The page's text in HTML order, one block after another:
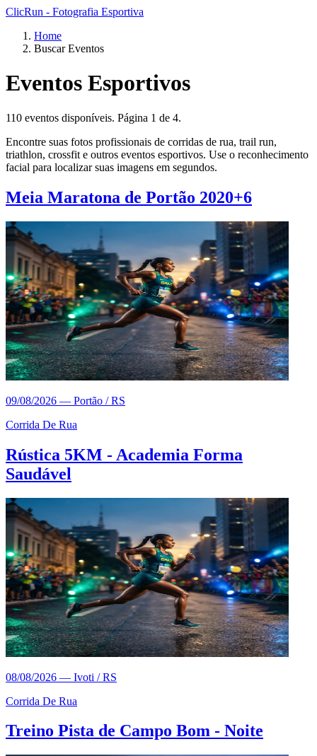
ClicRun - Fotografia Esportiva
Home
Buscar Eventos
Eventos Esportivos
110 eventos disponíveis. Página 1 de 4.
Encontre suas fotos profissionais de corridas de rua, trail run,
triathlon, crossfit e outros eventos esportivos. Use o reconhecimento
facial para localizar suas imagens em segundos.
Meia Maratona de Portão 2020+6
09/08/2026 — Portão / RS
Corrida De Rua
Rústica 5KM - Academia Forma
Saudável
08/08/2026 — Ivoti / RS
Corrida De Rua
Treino Pista de Campo Bom - Noite